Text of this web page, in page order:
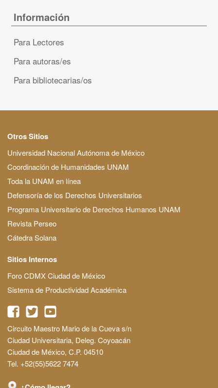
Información
Para Lectores
Para autoras/es
Para bibliotecarias/os
Otros Sitios
Universidad Nacional Autónoma de México
Coordinación de Humanidades UNAM
Toda la UNAM en línea
Defensoría de los Derechos Universitarios
Programa Universitario de Derechos Humanos UNAM
Revista Perseo
Cátedra Solana
Sitios Internos
Foro CDMX Ciudad de México
Sistema de Productividad Académica
Circuito Maestro Mario de la Cueva s/n
Ciudad Universitaria, Deleg. Coyoacán
Ciudad de México, C.P. 04510
Tel. +52(55)5622 7474